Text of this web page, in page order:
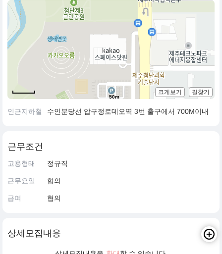
50m
크게보기 길찾기
인근지하철 수인분당선 압구정로데오역 3번 출구에서 700M이내
근무조건
고용형태 정규직
근무요일 협의
급여 협의
상세모집내용